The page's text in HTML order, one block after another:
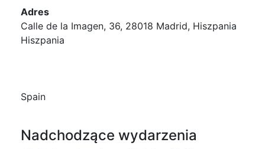
Adres
Calle de la Imagen, 36, 28018 Madrid, Hiszpania
Hiszpania
Spain
Nadchodzące wydarzenia